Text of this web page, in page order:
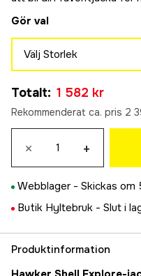
Gör val
Välj Storlek
1 582 kr
50
1 582 kr
1 582 kr
56
58
1 582 kr
60
Totalt: 1 582 kr
Rekommenderat ca. pris 2
× +
Webblager - Skickas om
Butik Hyltebruk - Slut i
Produktinformation